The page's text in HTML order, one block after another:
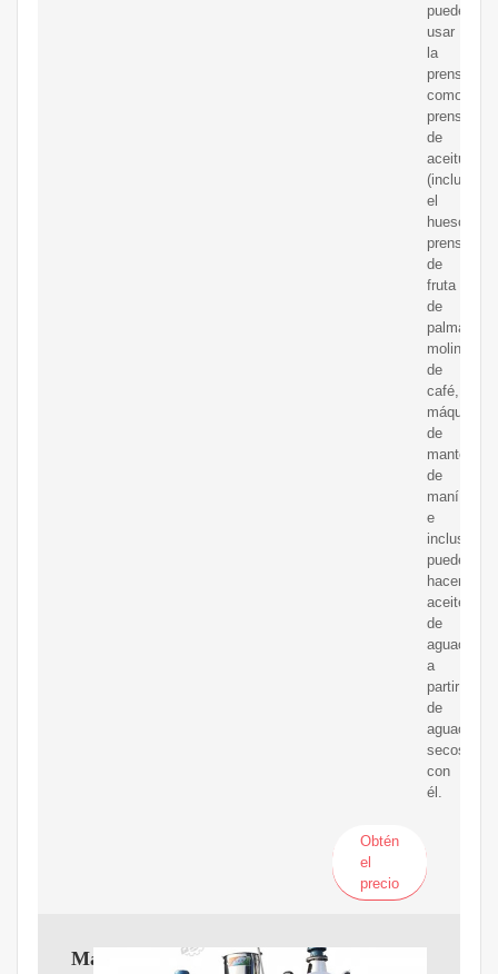
puede
usar
la
prensa
como
prensa
de
aceitunas
(incluido
el
hueso),
prensa
de
fruta
de
palma,
molinillo
de
café,
máquina
de
de
maní
e
incluso
puede
hacer
aceite
de
aguacate
a
partir
de
aguacates
secos
con
él.
Obtén
el
precio
Máquina